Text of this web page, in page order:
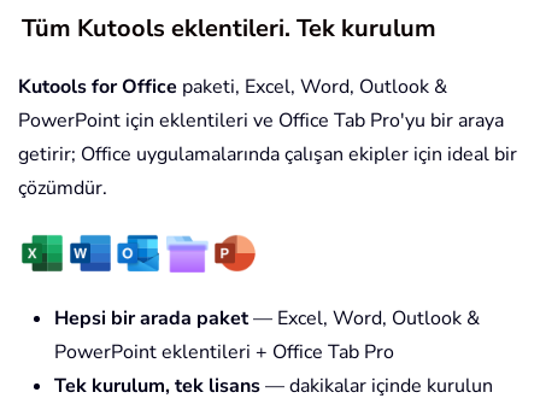
Tüm Kutools eklentileri. Tek kurulum
Kutools for Office paketi, Excel, Word, Outlook &
PowerPoint için eklentileri ve Office Tab Pro'yu bir araya
getirir; Office uygulamalarında çalışan ekipler için ideal bir
çözümdür.
Hepsi bir arada paket— Excel, Word, Outlook &
PowerPoint eklentileri + Office Tab Pro
Tek kurulum, tek lisans— dakikalar içinde kurulun